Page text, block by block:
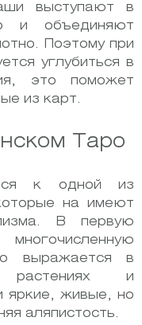
выступают в
и объединяют
Поэтому при
углубиться в
это поможет
из карт.
Таро
к одной из
на имеют
В первую
выражается в
растениях и
яркие, живые, но
аляпистость.